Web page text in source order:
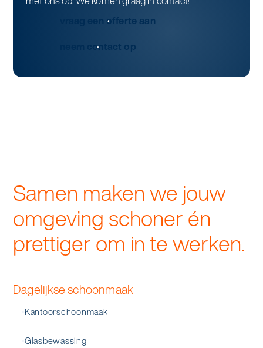
vraag een offerte aan
neem contact op
Samen maken we jouw
omgeving schoner én
prettiger om in te werken.
Dagelijkse schoonmaak
Kantoorschoonmaak
Glasbewassing